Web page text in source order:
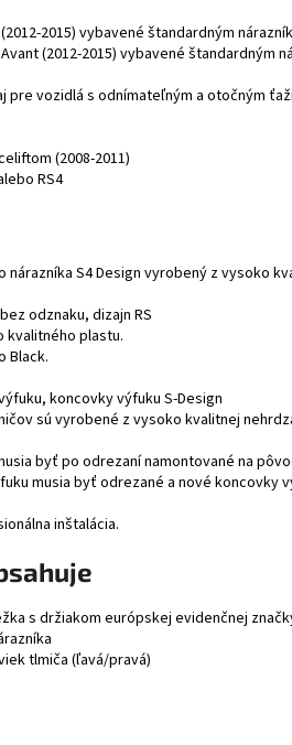
2015) vybavené štandardným
(2012-2015) vybavené štandardným
pre vozidlá s odnímateľným a otočným
(2008-2011)
RS4
nárazníka S4 Design vyrobený z vysoko
odznaku, dizajn RS
kvalitného plastu.
Black.
koncovky výfuku S-Design
sú vyrobené z vysoko kvalitnej
byť po odrezaní namontované na
musia byť odrezané a nové koncovky
inštalácia.
s držiakom európskej evidenčnej
tlmiča (ľavá/pravá)